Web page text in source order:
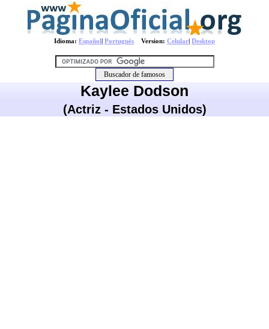
Idioma: Español| Português Version: Celular| Desktop
Kaylee Dodson
(Actriz - Estados Unidos)